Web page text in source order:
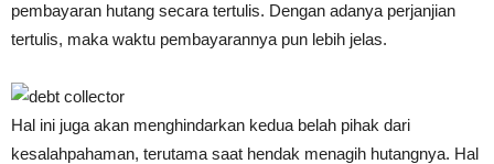
pembayaran hutang secara tertulis. Dengan adanya perjanjian
tertulis, maka waktu pembayarannya pun lebih jelas.
Hal ini juga akan menghindarkan kedua belah pihak dari
kesalahpahaman, terutama saat hendak menagih hutangnya. Hal